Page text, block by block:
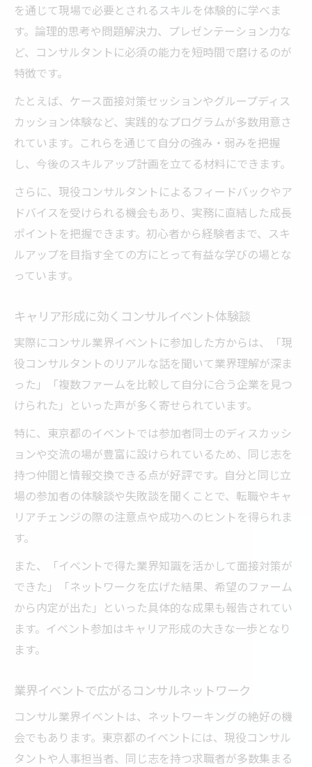
を通じて現場で必要とされるスキルを体験的に学べま
す。論理的思考や問題解決力、プレゼンテーション力な
ど、コンサルタントに必須の能力を短時間で磨けるのが
特徴です。
たとえば、ケース面接対策セッションやグループディス
カッション体験など、実践的なプログラムが多数用意さ
れています。これらを通じて自分の強み・弱みを把握
し、今後のスキルアップ計画を立てる材料にできます。
さらに、現役コンサルタントによるフィードバックやア
ドバイスを受けられる機会もあり、実務に直結した成長
ポイントを把握できます。初心者から経験者まで、スキ
ルアップを目指す全ての方にとって有益な学びの場とな
っています。
キャリア形成に効くコンサルイベント体験談
実際にコンサル業界イベントに参加した方からは、「現
役コンサルタントのリアルな話を聞いて業界理解が深ま
った」「複数ファームを比較して自分に合う企業を見つ
けられた」といった声が多く寄せられています。
特に、東京都のイベントでは参加者同士のディスカッシ
ョンや交流の場が豊富に設けられているため、同じ志を
持つ仲間と情報交換できる点が好評です。自分と同じ立
場の参加者の体験談や失敗談を聞くことで、転職やキャ
リアチェンジの際の注意点や成功へのヒントを得られま
す。
また、「イベントで得た業界知識を活かして面接対策が
できた」「ネットワークを広げた結果、希望のファーム
から内定が出た」といった具体的な成果も報告されてい
ます。イベント参加はキャリア形成の大きな一歩となり
ます。
業界イベントで広がるコンサルネットワーク
コンサル業界イベントは、ネットワーキングの絶好の機
会でもあります。東京都のイベントには、現役コンサル
タントや人事担当者、同じ志を持つ求職者が多数集まる